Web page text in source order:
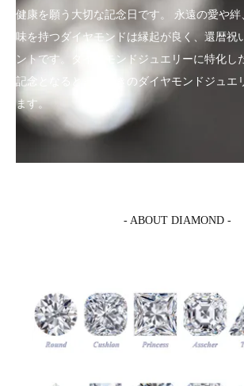
健康を願う大切な記念日です。 永遠の愛や
味を持つダイヤモンドは縁起が良く、還暦祝
ントです。ダイヤモンドジュエリーに特化し
記念となるとっておきのダイヤモンドジュエ
ます。
- ABOUT DIAMOND -